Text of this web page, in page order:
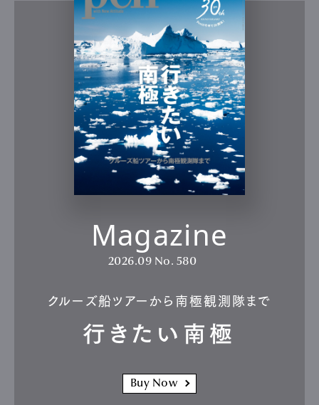
Magazine
2026.09 No. 580
クルーズ船ツアーから南極観測隊まで
行きたい南極
Buy Now